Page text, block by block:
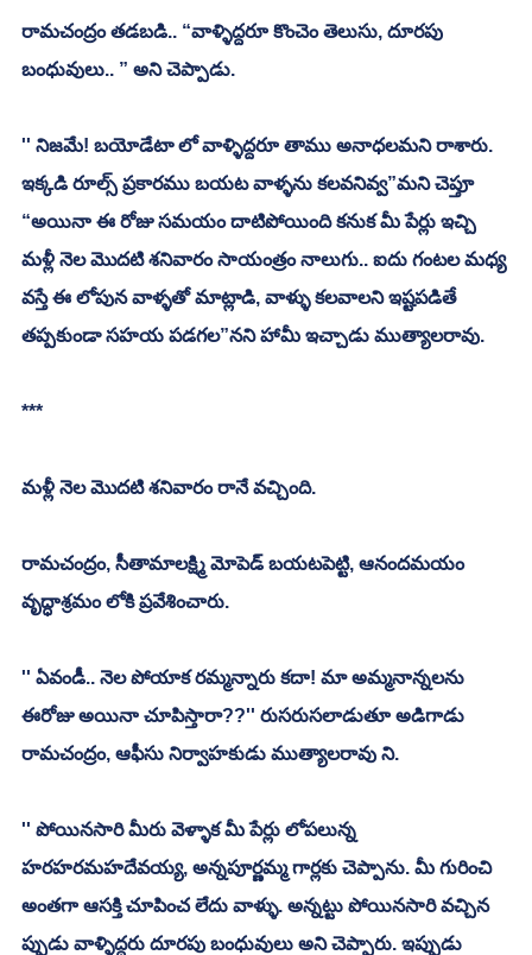
రామచంద్రం తడబడి.. “వాళ్ళిద్దరూ కొంచెం తెలుసు, దూరపు
బంధువులు.. ” అని చెప్పాడు.
'' నిజమే! బయోడేటా లో వాళ్ళిద్దరూ తాము అనాధలమని రాశారు.
ఇక్కడి రూల్స్ ప్రకారము బయట వాళ్ళను కలవనివ్వ”మని చెప్తూ
“అయినా ఈ రోజు సమయం దాటిపోయింది కనుక మీ పేర్లు ఇచ్చి
మళ్లీ నెల మొదటి శనివారం సాయంత్రం నాలుగు.. ఐదు గంటల మధ్య
వస్తే ఈ లోపున వాళ్ళతో మాట్లాడి, వాళ్ళు కలవాలని ఇష్టపడితే
తప్పకుండా సహయ పడగల”నని హామీ ఇచ్చాడు ముత్యాలరావు.
***
మళ్లీ నెల మొదటి శనివారం రానే వచ్చింది.
రామచంద్రం, సీతామాలక్ష్మి మోపెడ్ బయటపెట్టి, ఆనందమయం
వృద్ధాశ్రమం లోకి ప్రవేశించారు.
'' ఏవండీ.. నెల పోయాక రమ్మన్నారు కదా! మా అమ్మనాన్నలను
ఈరోజు అయినా చూపిస్తారా??'' రుసరుసలాడుతూ అడిగాడు
రామచంద్రం, ఆఫీసు నిర్వాహకుడు ముత్యాలరావు ని.
'' పోయినసారి మీరు వెళ్ళాక మీ పేర్లు లోపలున్న
హరహరమహదేవయ్య, అన్నపూర్ణమ్మ గార్లకు చెప్పాను. మీ గురించి
అంతగా ఆసక్తి చూపించ లేదు వాళ్ళు. అన్నట్టు పోయినసారి వచ్చిన
ప్పుడు వాళ్ళిద్దరు దూరపు బంధువులు అని చెప్పారు. ఇప్పుడు